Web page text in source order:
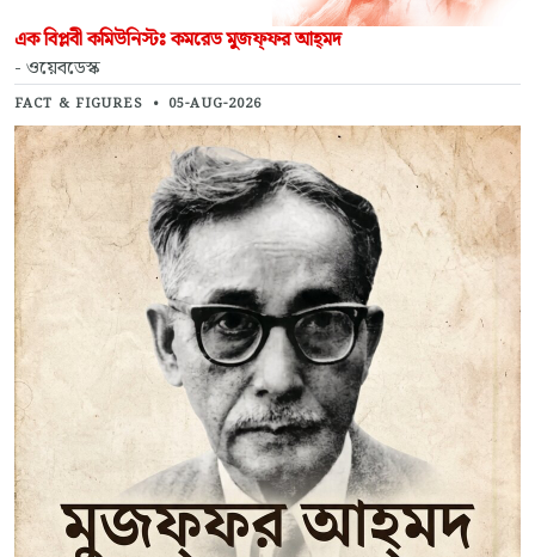
এক বিপ্লবী কমিউনিস্টঃ কমরেড মুজফ্‌ফর আহ্‌মদ
- ওয়েবডেস্ক
FACT & FIGURES • 05-AUG-2026